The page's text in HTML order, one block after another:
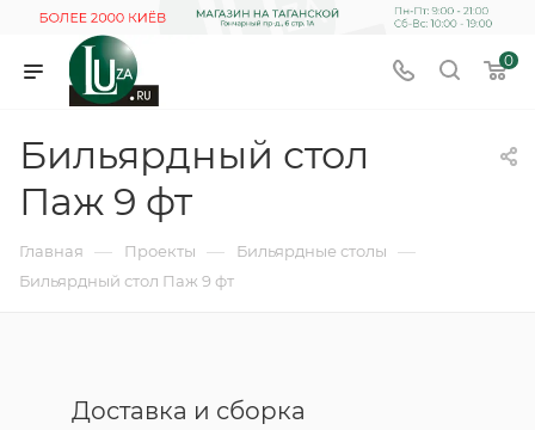
0
Бильярдный стол
Паж 9 фт
Главная — Проекты — Бильярдные столы —
Бильярдный стол Паж 9 фт
Доставка и сборка